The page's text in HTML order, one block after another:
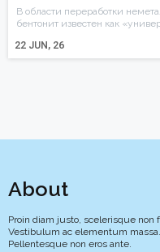
22 JUN, 26
В области переработки
бентонит известен как
About
Proin diam justo, scelerisque non
Vestibulum ac elementum
Pellentesque non eros ante.